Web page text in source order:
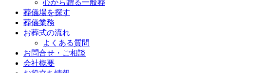
心から贈る一般葬
葬儀場を探す
葬儀業務
お葬式の流れ
よくある質問
お問合せ・ご相談
会社概要